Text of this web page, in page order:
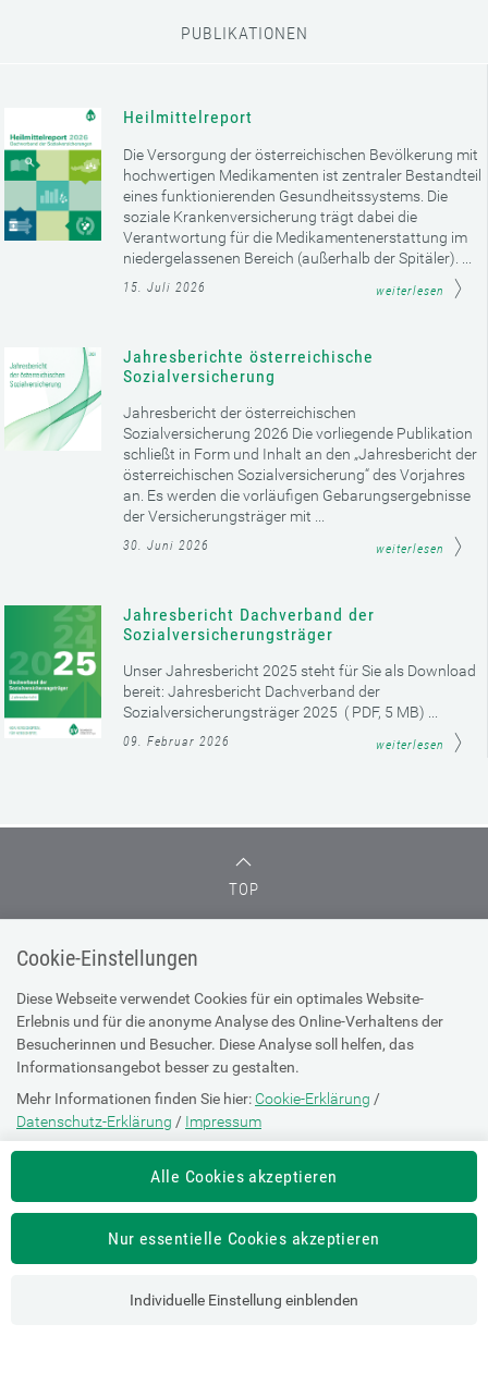
Cookie-Einstellungen
Diese Webseite verwendet Cookies für ein optimales Website-
Erlebnis und für die anonyme Analyse des Online-Verhaltens der
Besucherinnen und Besucher. Diese Analyse soll helfen, das
Informationsangebot besser zu gestalten.
Mehr Informationen finden Sie hier: Cookie-Erklärung /
Datenschutz-Erklärung / Impressum
Die Einstellung können Sie jederzeit auf der Seite "Cookie-Erklärung"
Alle Cookies akzeptieren
Nur essentielle Cookies akzeptieren
Individuelle Einstellung einblenden
PUBLIKATIONEN
Heilmittelreport
Die Versorgung der österreichischen Bevölkerung mit
hochwertigen Medikamenten ist zentraler Bestandteil
eines funktionierenden Gesundheitssystems. Die
soziale Krankenversicherung trägt dabei die
Verantwortung für die Medikamentenerstattung im
niedergelassenen Bereich (außerhalb der Spitäler). ...
15. Juli 2026 weiterlesen
Jahresberichte österreichische
Sozialversicherung
Jahresbericht der österreichischen
Sozialversicherung 2026 Die vorliegende Publikation
schließt in Form und Inhalt an den „Jahresbericht der
österreichischen Sozialversicherung“ des Vorjahres
an. Es werden die vorläufigen Gebarungsergebnisse
der Versicherungsträger mit ...
30. Juni 2026 weiterlesen
Jahresbericht Dachverband der
Sozialversicherungsträger
Unser Jahresbericht 2025 steht für Sie als Download
bereit: Jahresbericht Dachverband der
Sozialversicherungsträger 2025 ( PDF, 5 MB) ...
09. Februar 2026 weiterlesen
TOP
Österreichische
Sozialversicherung
1030 Wien, Kundmanngasse 21
SV-TRÄGER SV-PARTNER
HILFE